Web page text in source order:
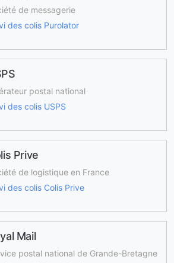
de messagerie
des colis Purolator
postal national
des colis USPS
Prive
de logistique en France
des colis Colis Prive
Mail
postal national de Grande-Bretagne